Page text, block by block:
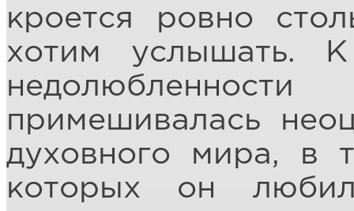
кроется ровно
хотим услышать.
примешивалась
духовного мира, в
которых он